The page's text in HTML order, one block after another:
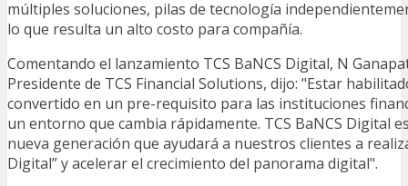
múltiples soluciones, pilas de tecnología
lo que resulta un alto costo para compañía.
Comentando el lanzamiento TCS BaNCS Digital, N
Presidente de TCS Financial Solutions, dijo: "Estar
convertido en un pre-requisito para las instituciones
un entorno que cambia rápidamente. TCS BaNCS Digital
nueva generación que ayudará a nuestros clientes a
Digital” y acelerar el crecimiento del panorama digital".